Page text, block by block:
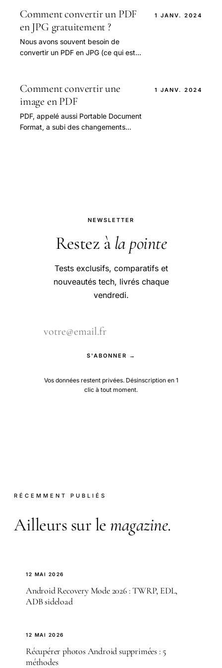
forme.
Comment convertir un PDF
en JPG gratuitement ?
Nous avons souvent besoin de
convertir un PDF en JPG (ce qui est
regrouper.
1 JANV. 2024
Comment convertir une
image en PDF
PDF, appelé aussi Portable Document
Format, a subi des changements
1 JANV. 2024
NEWSLETTER
Restez à la pointe
Tests exclusifs, comparatifs et
nouveautés tech, livrés chaque
vendredi.
S'ABONNER →
Vos données restent privées. Désinscription en 1
clic à tout moment.
RÉCEMMENT PUBLIÉS
Ailleurs sur le magazine.
12 MAI 2026
Android Recovery Mode 2026 : TWRP, EDL,
ADB sideload
12 MAI 2026
Récupérer photos Android supprimées : 5
méthodes